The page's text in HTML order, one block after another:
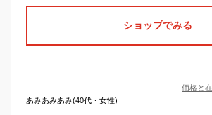
ショップでみる
価格と
あみあみあみ(40代・女性)